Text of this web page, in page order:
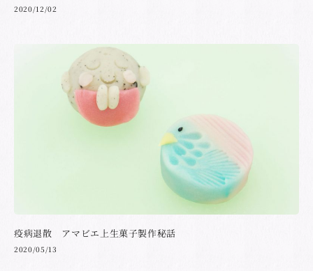
2020/12/02
疫病退散 アマビエ上生菓子製作秘話
2020/05/13